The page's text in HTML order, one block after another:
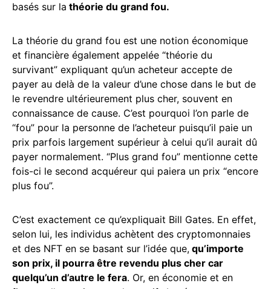
basés sur la théorie du grand fou.
La théorie du grand fou est une notion économique
et financière également appelée “théorie du
survivant” expliquant qu’un acheteur accepte de
payer au delà de la valeur d’une chose dans le but de
le revendre ultérieurement plus cher, souvent en
connaissance de cause. C’est pourquoi l’on parle de
“fou” pour la personne de l’acheteur puisqu’il paie un
prix parfois largement supérieur à celui qu’il aurait dû
payer normalement. “Plus grand fou” mentionne cette
fois-ci le second acquéreur qui paiera un prix “encore
plus fou”.
C’est exactement ce qu’expliquait Bill Gates. En effet,
selon lui, les individus achètent des cryptomonnaies
et des NFT en se basant sur l’idée que, qu’importe
son prix, il pourra être revendu plus cher car
quelqu’un d’autre le fera. Or, en économie et en